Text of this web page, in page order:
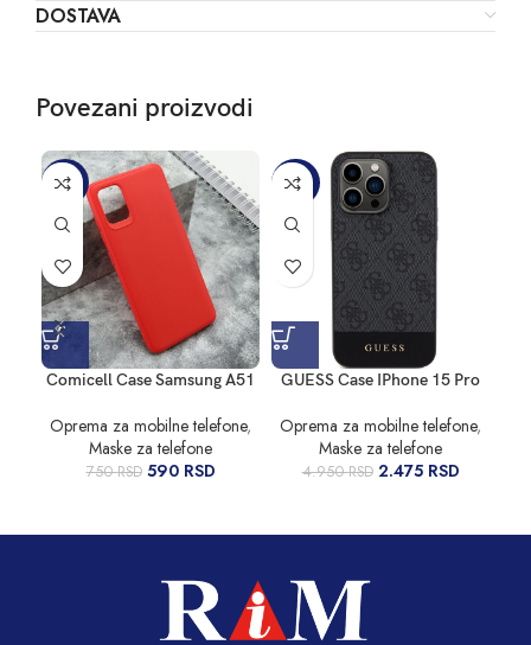
DOSTAVA
Povezani proizvodi
-21%
Comicell Case Samsung A51
Oprema za mobilne telefone,
Maske za telefone
750RSD 590 RSD
-50%
GUESS Case IPhone 15 Pro
Oprema za mobilne telefone,
Maske za telefone
4.950RSD 2.475 RSD